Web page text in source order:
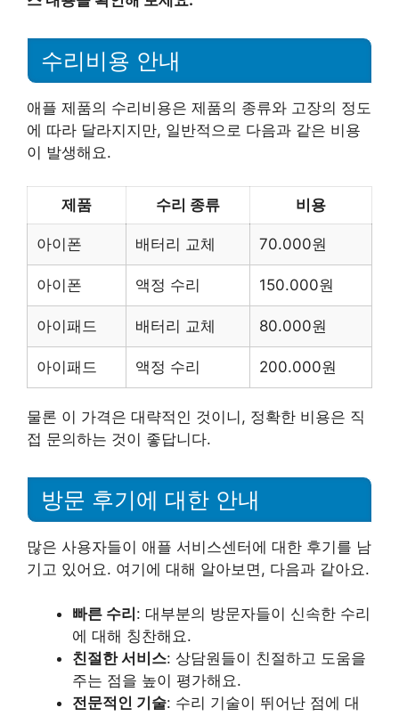
수리비용 안내
애플 제품의 수리비용은 제품의 종류와 고장의 정도
에 따라 달라지지만, 일반적으로 다음과 같은 비용
이 발생해요.
제품 수리 종류 비용
아이폰 배터리 교체 70.000원
아이폰 액정 수리 150.000원
아이패드 배터리 교체 80.000원
아이패드 액정 수리 200.000원
물론 이 가격은 대략적인 것이니, 정확한 비용은 직
접 문의하는 것이 좋답니다.
방문 후기에 대한 안내
많은 사용자들이 애플 서비스센터에 대한 후기를 남
기고 있어요. 여기에 대해 알아보면, 다음과 같아요.
빠른 수리 : 대부분의 방문자들이 신속한 수리
에 대해 칭찬해요.
친절한 서비스: 상담원들이 친절하고 도움을
주는 점을 높이 평가해요.
전문적인 기술: 수리 기술이 뛰어난 점에 대